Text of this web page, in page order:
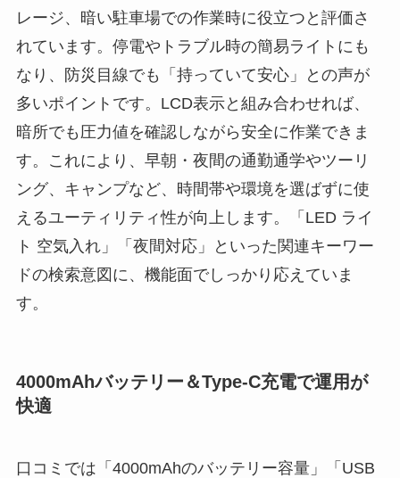
レージ、暗い駐車場での作業時に役立つと評価さ
れています。停電やトラブル時の簡易ライトにも
なり、防災目線でも「持っていて安心」との声が
多いポイントです。LCD表示と組み合わせれば、
暗所でも圧力値を確認しながら安全に作業できま
す。これにより、早朝・夜間の通勤通学やツーリ
ング、キャンプなど、時間帯や環境を選ばずに使
えるユーティリティ性が向上します。「LED ライ
ト 空気入れ」「夜間対応」といった関連キーワー
ドの検索意図に、機能面でしっかり応えていま
す。
4000mAhバッテリー＆Type-C充電で運用が
快適
口コミでは「4000mAhのバッテリー容量」「USB